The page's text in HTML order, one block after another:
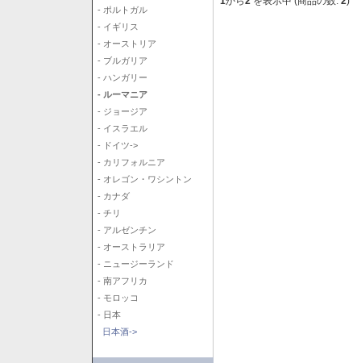
- ポルトガル
- イギリス
- オーストリア
- ブルガリア
- ハンガリー
- ルーマニア
- ジョージア
- イスラエル
- ドイツ->
- カリフォルニア
- オレゴン・ワシントン
- カナダ
- チリ
- アルゼンチン
- オーストラリア
- ニュージーランド
- 南アフリカ
- モロッコ
- 日本
日本酒->